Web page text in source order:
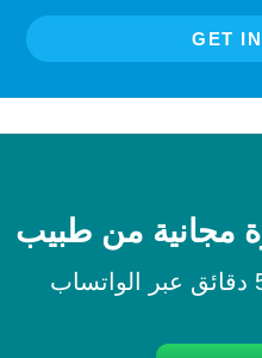
GET
مجانية من طبيب